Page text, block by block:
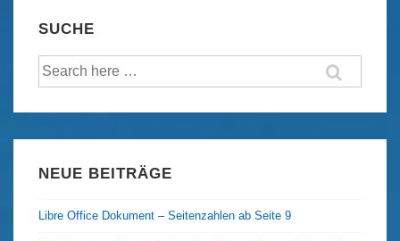
auch
am
Ende
Menschen.
SUCHE
Suche
NEUE BEITRÄGE
Libre Office Dokument – Seitenzahlen ab Seite 9